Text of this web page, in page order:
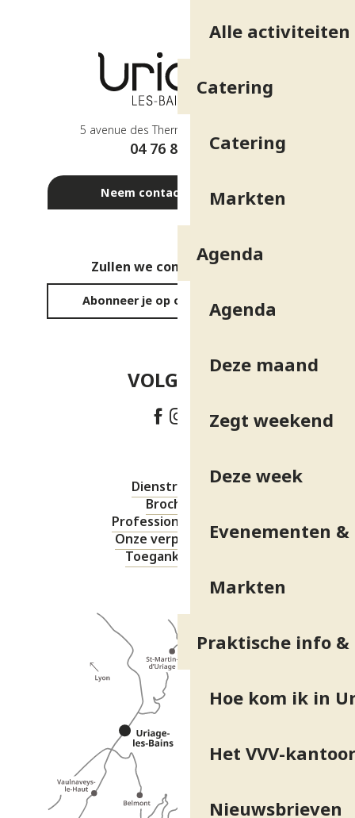
Alle activiteiten
Catering
Catering
Markten
Agenda
Agenda
Deze maand
Zegt weekend
Deze week
Evenementen
Markten
Praktische info
Hoe kom ik in
Het VVV-kantoor
Nieuwsbrieven
5 avenue des Thermes - 38410 Uriage
04 76 89 10 27
Neem contact met ons op
Zullen we contact houden?
Abonneer je op onze nieuwsbrief
VOLG ONS!
Dienstregeling
Brochures
Professionele ruimte
Onze verplichtingen
Toegankelijkheid